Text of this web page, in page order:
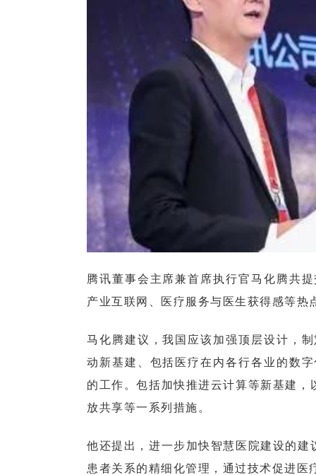
腾讯董事会主席兼首席执行官马化腾共
产业互联网、医疗服务与医生获得感等热
马化腾建议，我国应该加强顶层设计，
动新基建、包括医疗在内各行各业的数
的工作。包括加快推进云计算等新基建，
放共享等一系列措施。
他还提出，进一步加快智慧医院建设的建
患者关系的精细化管理，通过技术促进